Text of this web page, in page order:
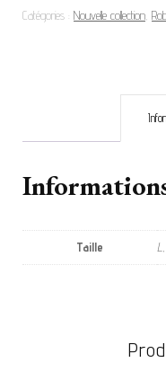
Catégories : Nouvelle collection
Taille